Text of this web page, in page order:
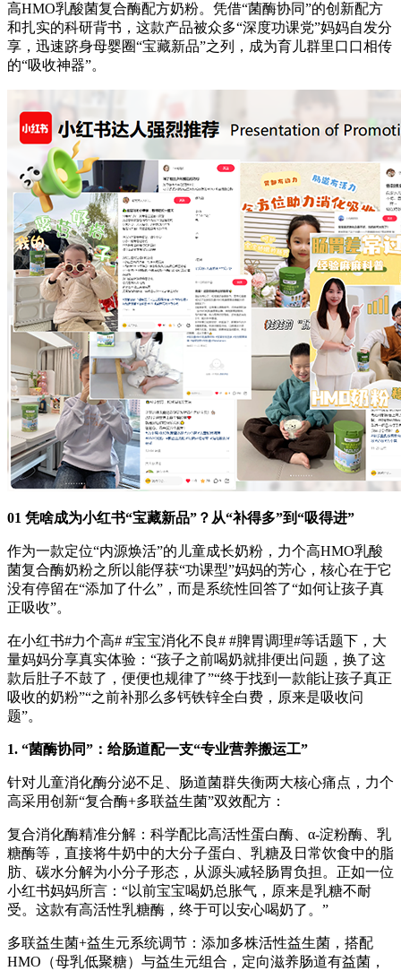
高HMO乳酸菌复合酶配方奶粉。凭借“菌酶协同”的创新配方
和扎实的科研背书，这款产品被众多“深度功课党”妈妈自发分
享，迅速跻身母婴圈“宝藏新品”之列，成为育儿群里口口相传
的“吸收神器”。
01 凭啥成为小红书“宝藏新品”？从“补得多”到“吸得进”
作为一款定位“内源焕活”的儿童成长奶粉，力个高HMO乳酸
菌复合酶奶粉之所以能俘获“功课型”妈妈的芳心，核心在于它
没有停留在“添加了什么”，而是系统性回答了“如何让孩子真
正吸收”。
在小红书#力个高# #宝宝消化不良# #脾胃调理#等话题下，大
量妈妈分享真实体验：“孩子之前喝奶就排便出问题，换了这
款后肚子不鼓了，便便也规律了”“终于找到一款能让孩子真正
吸收的奶粉”“之前补那么多钙铁锌全白费，原来是吸收问
题”。
1. “菌酶协同”：给肠道配一支“专业营养搬运工”
针对儿童消化酶分泌不足、肠道菌群失衡两大核心痛点，力个
高采用创新“复合酶+多联益生菌”双效配方：
复合消化酶精准分解：科学配比高活性蛋白酶、α-淀粉酶、乳
糖酶等，直接将牛奶中的大分子蛋白、乳糖及日常饮食中的脂
肪、碳水分解为小分子形态，从源头减轻肠胃负担。正如一位
小红书妈妈所言：“以前宝宝喝奶总胀气，原来是乳糖不耐
受。这款有高活性乳糖酶，终于可以安心喝奶了。”
多联益生菌+益生元系统调节：添加多株活性益生菌，搭配
HMO（母乳低聚糖）与益生元组合，定向滋养肠道有益菌，